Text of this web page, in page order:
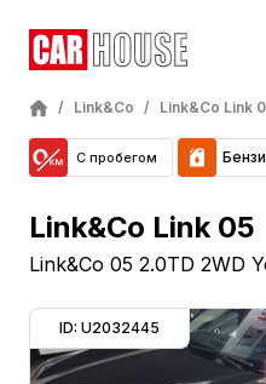
/ Link&Co / Link&Co Link
С пробегом
Link&Co Link 05
Link&Co 05 2.0TD 2WD
ID: U2032445